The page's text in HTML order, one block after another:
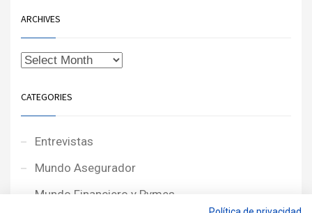
ARCHIVES
CATEGORIES
Entrevistas
Mundo Asegurador
Mundo Financiero y Pymes